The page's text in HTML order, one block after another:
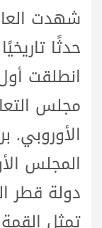
شهدت
حدثًا
انطلقت
مجلس
الأوروبي.
المجلس
دولة قطر